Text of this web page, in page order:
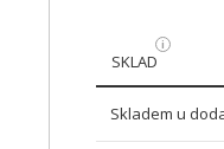
SKLAD
Skladem u